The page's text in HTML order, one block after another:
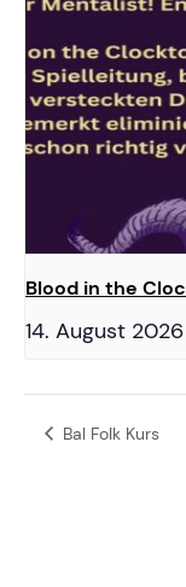
Blood in the
14. August
Bal Folk Kurs